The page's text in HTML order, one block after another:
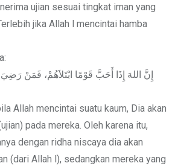
ujian sesuai tingkat iman yang
jika Allah l mencintai hamba
إِنَّ اللهَ إِذَا أَحَبَّ قَوْمًا ابْتَلاَهُمْ، فَمَنْ
Allah mencintai suatu kaum, Dia akan
pada mereka. Oleh karena itu,
dengan ridha niscaya dia akan
(dari Allah l), sedangkan mereka yang